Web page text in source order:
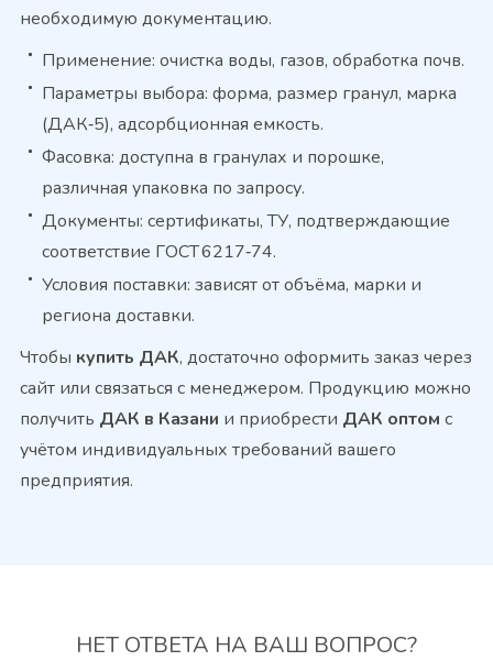
необходимую документацию.
Применение: очистка воды, газов, обработка почв.
Параметры выбора: форма, размер гранул, марка
(ДАК‑5), адсорбционная емкость.
Фасовка: доступна в гранулах и порошке,
различная упаковка по запросу.
Документы: сертификаты, ТУ, подтверждающие
соответствие ГОСТ 6217‑74.
Условия поставки: зависят от объёма, марки и
региона доставки.
Чтобы купить ДАК, достаточно оформить заказ через
сайт или связаться с менеджером. Продукцию можно
получить ДАК в Казани и приобрести ДАК оптом с
учётом индивидуальных требований вашего
предприятия.
НЕТ ОТВЕТА НА ВАШ ВОПРОС?